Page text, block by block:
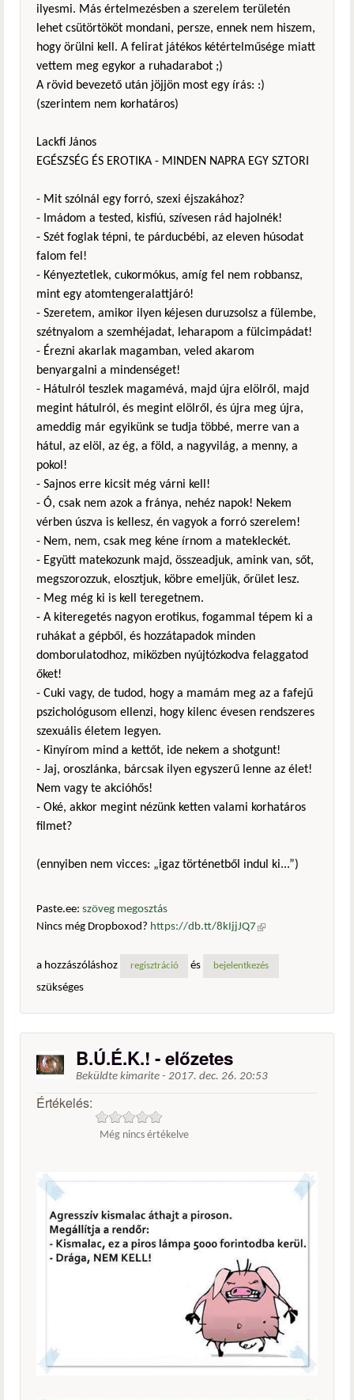
ilyesmi. Más értelmezésben a szerelem területén
lehet csütörtököt mondani, persze, ennek nem hiszem,
hogy örülni kell. A felirat játékos kétértelműsége miatt
vettem meg egykor a ruhadarabot ;)
A rövid bevezető után jöjjön most egy írás: :)
(szerintem nem korhatáros)
Lackfi János
EGÉSZSÉG ÉS EROTIKA - MINDEN NAPRA EGY SZTORI
- Mit szólnál egy forró, szexi éjszakához?
- Imádom a tested, kisfiú, szívesen rád hajolnék!
- Szét foglak tépni, te párducbébi, az eleven húsodat
falom fel!
- Kényeztetlek, cukormókus, amíg fel nem robbansz,
mint egy atomtengeralattjáró!
- Szeretem, amikor ilyen kéjesen duruzsolsz a fülembe,
szétnyalom a szemhéjadat, leharapom a fülcimpádat!
- Érezni akarlak magamban, veled akarom
benyargalni a mindenséget!
- Hátulról teszlek magamévá, majd újra elölről, majd
megint hátulról, és megint elölről, és újra meg újra,
ameddig már egyikünk se tudja többé, merre van a
hátul, az elöl, az ég, a föld, a nagyvilág, a menny, a
pokol!
- Sajnos erre kicsit még várni kell!
- Ó, csak nem azok a fránya, nehéz napok! Nekem
vérben úszva is kellesz, én vagyok a forró szerelem!
- Nem, nem, csak meg kéne írnom a matekleckét.
- Együtt matekozunk majd, összeadjuk, amink van, sőt,
megszorozzuk, elosztjuk, köbre emeljük, őrület lesz.
- Meg még ki is kell teregetnem.
- A kiteregetés nagyon erotikus, fogammal tépem ki a
ruhákat a gépből, és hozzátapadok minden
domborulatodhoz, miközben nyújtózkodva felaggatod
őket!
- Cuki vagy, de tudod, hogy a mamám meg az a fafejű
pszichológusom ellenzi, hogy kilenc évesen rendszeres
szexuális életem legyen.
- Kinyírom mind a kettőt, ide nekem a shotgunt!
- Jaj, oroszlánka, bárcsak ilyen egyszerű lenne az élet!
Nem vagy te akcióhős!
- Oké, akkor megint nézünk ketten valami korhatáros
filmet?
(ennyiben nem vicces: „igaz történetből indul ki...”)
Paste.ee: szöveg megosztás
Nincs még Dropboxod? https://db.tt/8kIjjJQ7 (külső
a hozzászóláshoz
regisztráció és bejelentkezés
szükséges
B.Ú.É.K.! - előzetes
Beküldte kimarite - 2017. dec. 26. 20:53
Értékelés:
Még nincs értékelve